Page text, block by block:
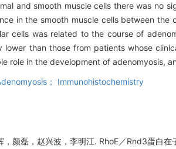
and smooth muscle cells there was no
in the smooth muscle cells between
cells was related to the course of
than those from patients whose
role in the development of adenomyosis,
； Immunohistochemistry
，颜磊，赵兴波，李明江. RhoE／Rnd3蛋白